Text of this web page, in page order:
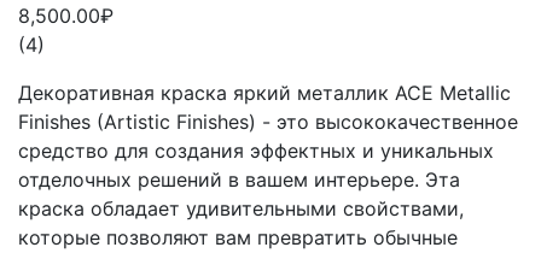
8,500.00₽
(4)
Декоративная краска яркий металлик ACE Metallic
Finishes (Artistic Finishes) - это высококачественное
средство для создания эффектных и уникальных
отделочных решений в вашем интерьере. Эта
краска обладает удивительными свойствами,
которые позволяют вам превратить обычные